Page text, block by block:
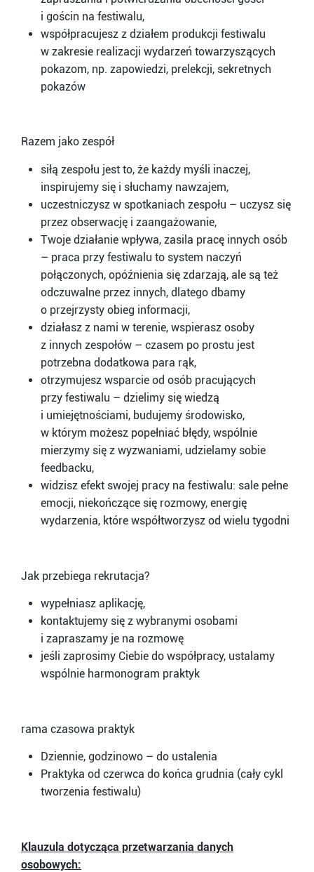
i gościn na festiwalu,
współpracujesz z działem produkcji festiwalu
w zakresie realizacji wydarzeń towarzyszących
pokazom, np. zapowiedzi, prelekcji, sekretnych
pokazów
Razem jako zespół
siłą zespołu jest to, że każdy myśli inaczej,
inspirujemy się i słuchamy nawzajem,
uczestniczysz w spotkaniach zespołu – uczysz się
przez obserwację i zaangażowanie,
Twoje działanie wpływa, zasila pracę innych osób
– praca przy festiwalu to system naczyń
połączonych, opóźnienia się zdarzają, ale są też
odczuwalne przez innych, dlatego dbamy
o przejrzysty obieg informacji,
działasz z nami w terenie, wspierasz osoby
z innych zespołów – czasem po prostu jest
potrzebna dodatkowa para rąk,
otrzymujesz wsparcie od osób pracujących
przy festiwalu – dzielimy się wiedzą
i umiejętnościami, budujemy środowisko,
w którym możesz popełniać błędy, wspólnie
mierzymy się z wyzwaniami, udzielamy sobie
feedbacku,
widzisz efekt swojej pracy na festiwalu: sale pełne
emocji, niekończące się rozmowy, energię
wydarzenia, które współtworzysz od wielu tygodni
Jak przebiega rekrutacja?
wypełniasz aplikację,
kontaktujemy się z wybranymi osobami
i zapraszamy je na rozmowę
jeśli zaprosimy Ciebie do współpracy, ustalamy
wspólnie harmonogram praktyk
rama czasowa praktyk
Dziennie, godzinowo – do ustalenia
Praktyka od czerwca do końca grudnia (cały cykl
tworzenia festiwalu)
Klauzula dotycząca przetwarzania danych
osobowych: